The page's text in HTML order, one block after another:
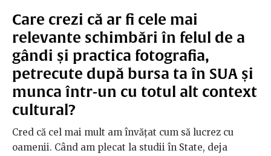
Care crezi că ar fi cele mai
relevante schimbări în felul de a
gândi și practica fotografia,
petrecute după bursa ta în SUA și
munca într-un cu totul alt context
cultural?
Cred că cel mai mult am învățat cum să lucrez cu
oamenii. Când am plecat la studii în State, deja